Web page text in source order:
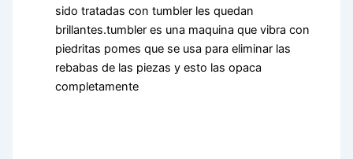
sido tratadas con tumbler les quedan
brillantes.tumbler es una maquina que vibra con
piedritas pomes que se usa para eliminar las
rebabas de las piezas y esto las opaca
completamente